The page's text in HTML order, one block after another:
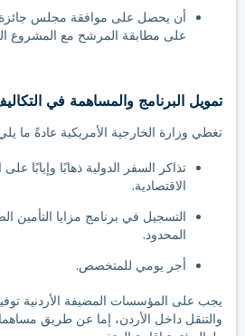
أن يحصل على موافقة مجلس جائزة
على مطابقة المرشح مع المشروع
تمويل البرنامج والمساهمة في
تغطي وزارة الخارجية الأمريكية عادةً ما
تذاكر السفر الدولية ذهابًا وإيابًا
الاقتصادية.
التسجيل في برنامج مزايا التأمين
المحدود.
أجر يومي للمتخصص.
يجب على المؤسسات المضيفة الأردنية
والتنقل داخل الأردن، إما عن طريق